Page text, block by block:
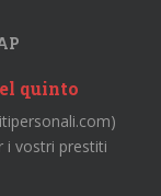
quinto
i vostri prestiti